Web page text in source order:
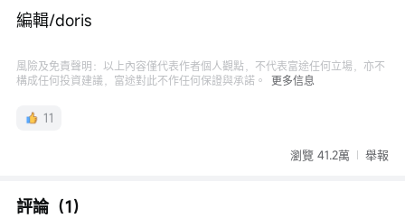
編輯/doris
風險及免責聲明：以上內容僅代表作者個人觀點，不代表富途任何立場，亦不
構成任何投資建議，富途對此不作任何保證與承諾。
更多信息
11
瀏覽 41.2萬 舉報
評論（1）